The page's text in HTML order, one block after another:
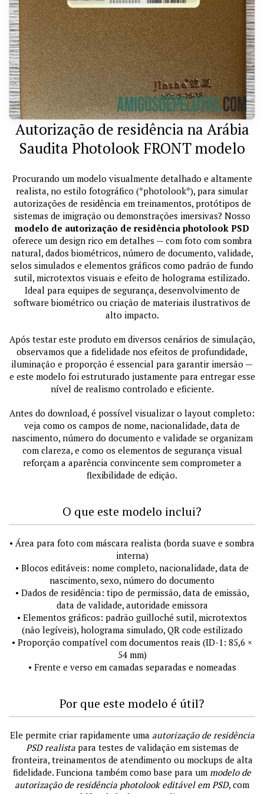
Autorização de residência na Arábia
Saudita Photolook FRONT modelo
Procurando um modelo visualmente detalhado e altamente
realista, no estilo fotográfico (*photolook*), para simular
autorizações de residência em treinamentos, protótipos de
sistemas de imigração ou demonstrações imersivas? Nosso
modelo de autorização de residência photolook PSD
oferece um design rico em detalhes — com foto com sombra
natural, dados biométricos, número de documento, validade,
selos simulados e elementos gráficos como padrão de fundo
sutil, microtextos visuais e efeito de holograma estilizado.
Ideal para equipes de segurança, desenvolvimento de
software biométrico ou criação de materiais ilustrativos de
alto impacto.
Após testar este produto em diversos cenários de simulação,
observamos que a fidelidade nos efeitos de profundidade,
iluminação e proporção é essencial para garantir imersão —
e este modelo foi estruturado justamente para entregar esse
nível de realismo controlado e eficiente.
Antes do download, é possível visualizar o layout completo:
veja como os campos de nome, nacionalidade, data de
nascimento, número do documento e validade se organizam
com clareza, e como os elementos de segurança visual
reforçam a aparência convincente sem comprometer a
flexibilidade de edição.
O que este modelo inclui?
• Área para foto com máscara realista (borda suave e sombra
interna)
• Blocos editáveis: nome completo, nacionalidade, data de
nascimento, sexo, número do documento
• Dados de residência: tipo de permissão, data de emissão,
data de validade, autoridade emissora
• Elementos gráficos: padrão guilloché sutil, microtextos
(não legíveis), holograma simulado, QR code estilizado
• Proporção compatível com documentos reais (ID-1: 85,6 ×
54 mm)
• Frente e verso em camadas separadas e nomeadas
Por que este modelo é útil?
Ele permite criar rapidamente uma autorização de residência
PSD realistapara testes de validação em sistemas de
fronteira, treinamentos de atendimento ou mockups de alta
fidelidade. Funciona também como base para um modelo de
autorização de residência photolook editável em PSD, com